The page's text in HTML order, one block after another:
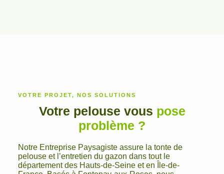
VOTRE PROJET, NOS SOLUTIONS
Votre pelouse vous pose
problème ?
Notre Entreprise Paysagiste assure la tonte de
pelouse et l’entretien du gazon dans tout le
département des Hauts-de-Seine et en Île-de-